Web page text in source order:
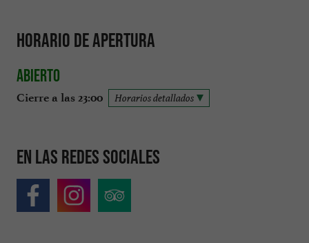
Horario de apertura
Abierto
Cierre a las 23:00 Horarios detallados
En las redes sociales